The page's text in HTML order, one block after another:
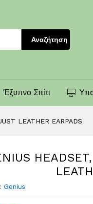
Αναζήτηση
Έξυπνο Σπίτι
LEATHER EARPADS
Genius